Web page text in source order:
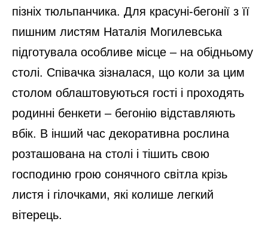
пізніх тюльпанчика. Для красуні-бегонії з її
пишним листям Наталія Могилевська
підготувала особливе місце – на обідньому
столі. Співачка зізналася, що коли за цим
столом облаштовуються гості і проходять
родинні бенкети – бегонію відставляють
вбік. В інший час декоративна рослина
розташована на столі і тішить свою
господиню грою сонячного світла крізь
листя і гілочками, які колише легкий
вітерець.